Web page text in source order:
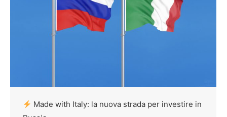
Made with Italy: la nuova strada per investire in